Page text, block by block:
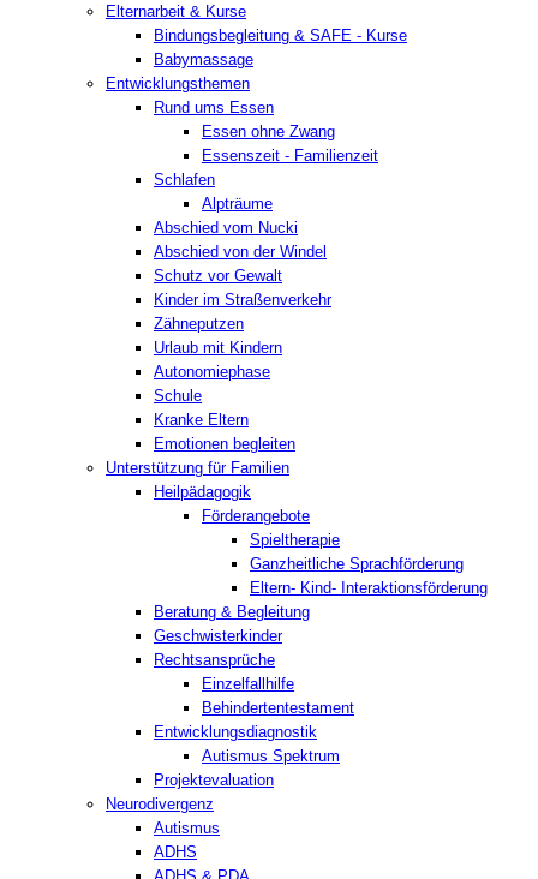
Elternarbeit & Kurse
Bindungsbegleitung & SAFE - Kurse
Babymassage
Entwicklungsthemen
Rund ums Essen
Essen ohne Zwang
Essenszeit - Familienzeit
Schlafen
Alpträume
Abschied vom Nucki
Abschied von der Windel
Schutz vor Gewalt
Kinder im Straßenverkehr
Zähneputzen
Urlaub mit Kindern
Autonomiephase
Schule
Kranke Eltern
Emotionen begleiten
Unterstützung für Familien
Heilpädagogik
Förderangebote
Spieltherapie
Ganzheitliche Sprachförderung
Eltern- Kind- Interaktionsförderung
Beratung & Begleitung
Geschwisterkinder
Rechtsansprüche
Einzelfallhilfe
Behindertentestament
Entwicklungsdiagnostik
Autismus Spektrum
Projektevaluation
Neurodivergenz
Autismus
ADHS